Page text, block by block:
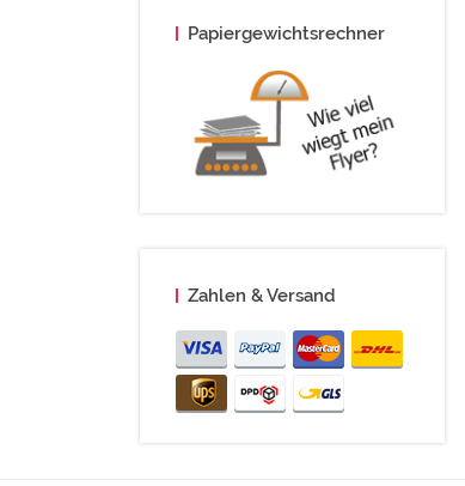
Papiergewichtsrechner
Zahlen & Versand